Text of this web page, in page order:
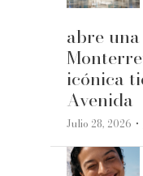
abre
icónica
Avenida
Julio 28, 2026 ·